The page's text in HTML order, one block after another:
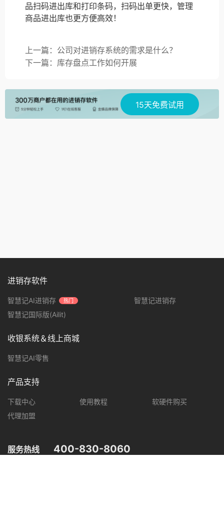
品扫码进出库和打印条码，扫码出单更快，管理
商品进出库也更方便高效！
上一篇：公司对进销存系统的需求是什么？
下一篇：库存盘点工作如何开展
15天免费试用
服务热线 400-830-8060
进销存软件
智慧记AI进销存 热门
智慧记进销存
智慧记国际版(Ailit)
收银系统＆线上商城
智慧记AI零售
产品支持
下载中心 使用教程
软硬件购买
代理加盟